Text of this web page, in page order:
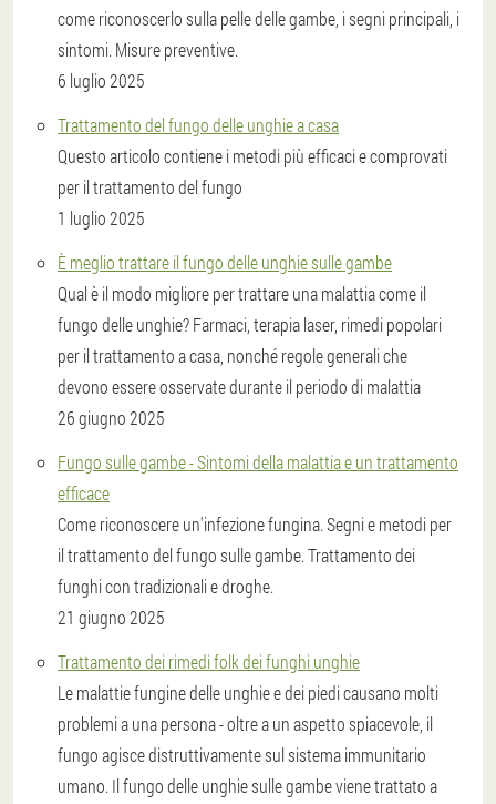
come riconoscerlo sulla pelle delle gambe, i segni principali, i
sintomi. Misure preventive.
6 luglio 2025
Trattamento del fungo delle unghie a casa
Questo articolo contiene i metodi più efficaci e comprovati
per il trattamento del fungo
1 luglio 2025
È meglio trattare il fungo delle unghie sulle gambe
Qual è il modo migliore per trattare una malattia come il
fungo delle unghie? Farmaci, terapia laser, rimedi popolari
per il trattamento a casa, nonché regole generali che
devono essere osservate durante il periodo di malattia
26 giugno 2025
Fungo sulle gambe - Sintomi della malattia e un trattamento
efficace
Come riconoscere un'infezione fungina. Segni e metodi per
il trattamento del fungo sulle gambe. Trattamento dei
funghi con tradizionali e droghe.
21 giugno 2025
Trattamento dei rimedi folk dei funghi unghie
Le malattie fungine delle unghie e dei piedi causano molti
problemi a una persona - oltre a un aspetto spiacevole, il
fungo agisce distruttivamente sul sistema immunitario
umano. Il fungo delle unghie sulle gambe viene trattato a